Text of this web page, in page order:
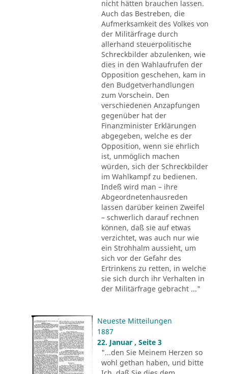
nicht hätten brauchen lassen.
Auch das Bestreben, die
Aufmerksamkeit des Volkes von
der Militärfrage durch
allerhand steuerpolitische
Schreckbilder abzulenken, wie
dies in den Wahlaufrufen der
Opposition geschehen, kam in
den Budgetverhandlungen
zum Vorschein. Den
verschiedenen Anzapfungen
gegenüber hat der
Finanzminister Erklärungen
abgegeben, welche es der
Opposition, wenn sie ehrlich
ist, unmöglich machen
würden, sich der Schreckbilder
im Wahlkampf zu bedienen.
Indeß wird man – ihre
Abgeordnetenhausreden
lassen darüber keinen Zweifel
– schwerlich darauf rechnen
können, daß sie auf etwas
verzichtet, was auch nur wie
ein Strohhalm aussieht, um
sich vor der Gefahr des
Ertrinkens zu retten, in welche
sie sich durch ihr Verhalten in
der Militärfrage gebracht ..."
Neueste Mitteilungen
1887
22. Januar , Seite 3
"...den Sie Meinem Herzen so
wohl gethan haben, und bitte